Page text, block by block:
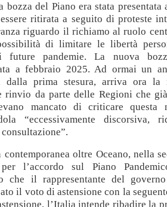
bozza del Piano era stata presentata
ritirata a seguito di proteste
riguardo il richiamo al ruolo
di limitare le libertà
future pandemie. La nuova
a febbraio 2025. Ad ormai un
dalla prima stesura, arriva ora
rinvio da parte delle Regioni che
mancato di criticare questa
“eccessivamente discorsiva,
contemporanea oltre Oceano, nella
l’accordo sul Piano
che il rappresentante del
il voto di astensione con la
l’Italia intende ribadire la